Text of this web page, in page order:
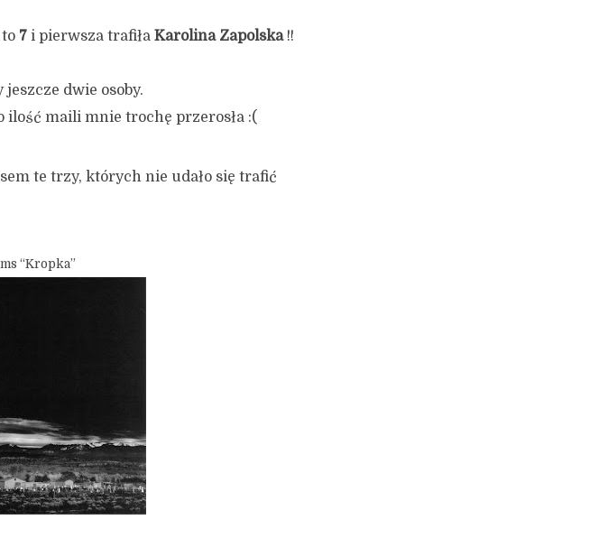
7 i pierwsza trafiła Karolina Zapolska!!
dwie osoby.
ilość maili mnie trochę przerosła :(
te trzy, których nie udało się trafić
“Kropka”